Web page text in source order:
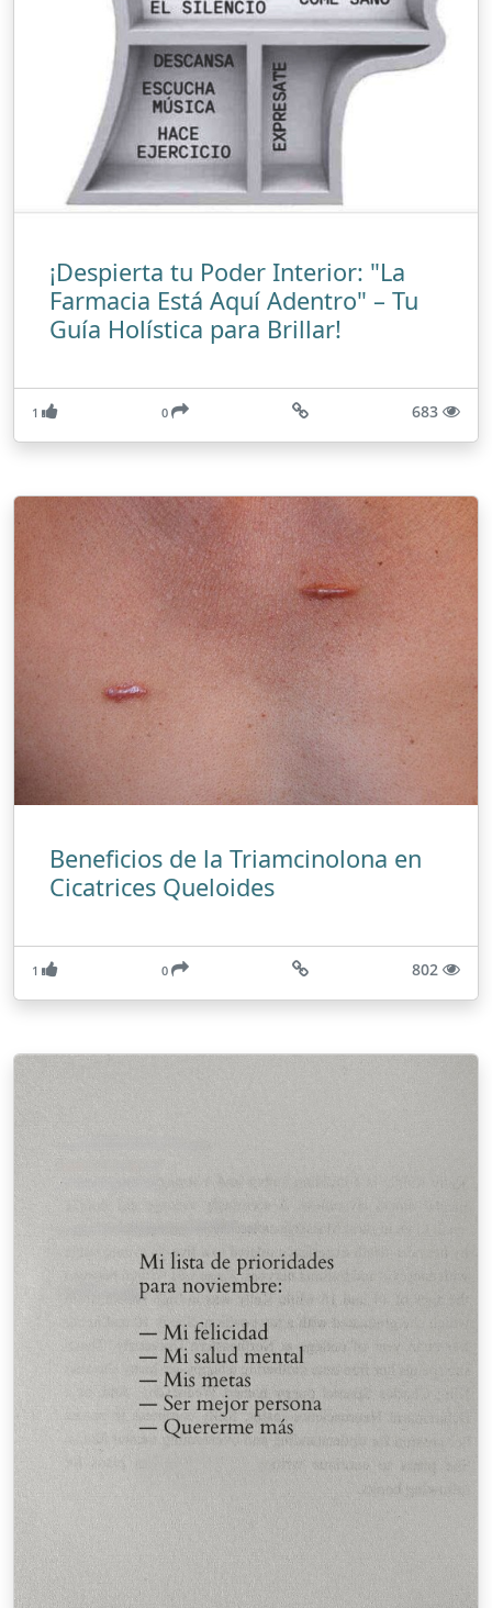
¡Despierta tu Poder Interior: "La
Farmacia Está Aquí Adentro" – Tu
Guía Holística para Brillar!
1 0 683
Beneficios de la Triamcinolona en
Cicatrices Queloides
1 0 802